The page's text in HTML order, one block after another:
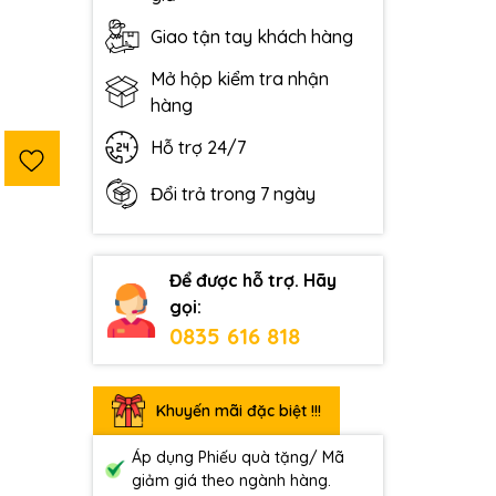
Giao tận tay khách hàng
Mở hộp kiểm tra nhận
hàng
Hỗ trợ 24/7
Đổi trả trong 7 ngày
Để được hỗ trợ. Hãy
gọi:
0835 616 818
Khuyến mãi đặc biệt !!!
Áp dụng Phiếu quà tặng/ Mã
giảm giá theo ngành hàng.